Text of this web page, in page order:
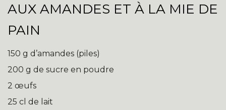
AUX AMANDES ET À LA MIE DE
PAIN
150 g d’amandes (piles)
200 g de sucre en poudre
2 œufs
25 cl de lait